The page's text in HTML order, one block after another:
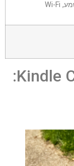
סקירת Kindle Colorsoft 2026: